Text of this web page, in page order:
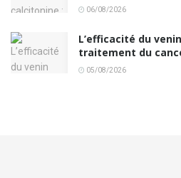
06/08/2026
L’efficacité du
traitement du
05/08/2026